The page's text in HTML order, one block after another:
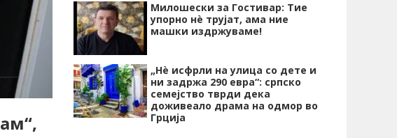
Милошески за Гостивар: Тие
упорно нѐ трујат, ама ние
машки издржуваме!
„Нѐ исфрли на улица со дете и
ни задржа 290 евра“: српско
семејство тврди дека
доживеало драма на одмор во
Грција